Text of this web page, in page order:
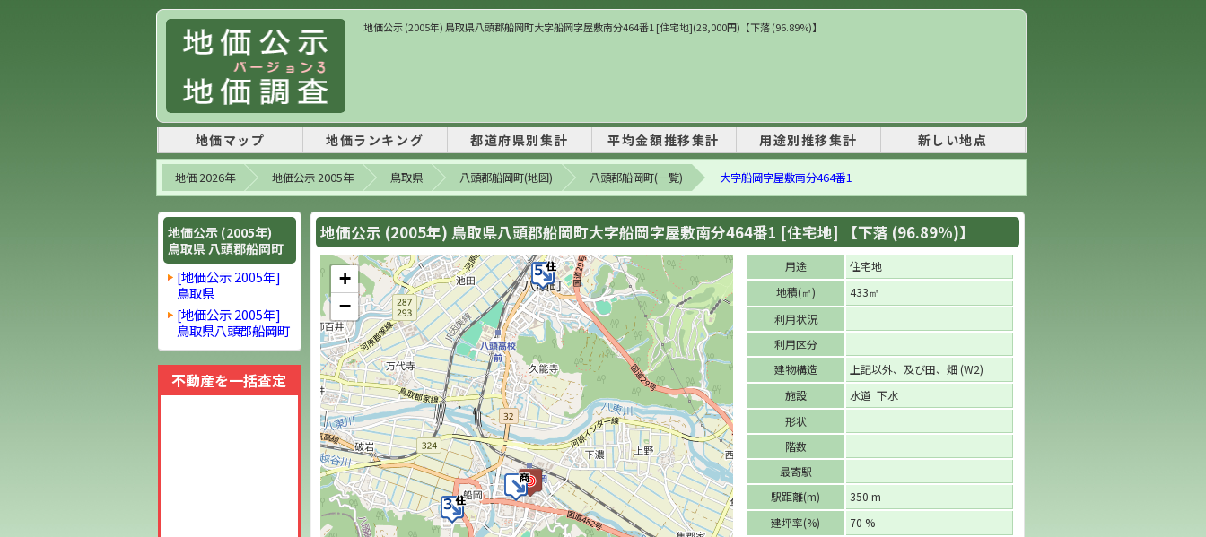
地価公示 (2005年) 鳥取県八頭郡船岡町大字船岡字屋敷南分464番1 [住宅地](28,000円)【下落 (96.89%)】
地価マップ 地価ランキング 都道府県別集計 平均金額推移集計 用途別推移集計 新しい地点
地価 2026年 地価公示 2005年 鳥取県 八頭郡船岡町(地図) 八頭郡船岡町(一覧) 大字船岡字屋敷南分464番1
地価公示 (2005年) 鳥取県八頭郡船岡町大字船岡字屋敷南分464番1 [住宅地] 【下落 (96.89%)】
+
−
用途
住宅地
地積(㎡) 433 ㎡
利用状況
利用区分
建物構造
上記以外、及び田、畑 (W2)
施設
水道 下水
形状
階数
最寄駅
駅距離(m)
350 m
建坪率(%)
70 %
地価公示 (2005年)
鳥取県 八頭郡船岡町
[地価公示 2005年]
鳥取県
[地価公示 2005年]
鳥取県八頭郡船岡町
不動産を一括査定